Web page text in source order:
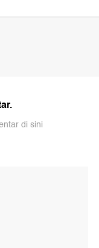
di sini